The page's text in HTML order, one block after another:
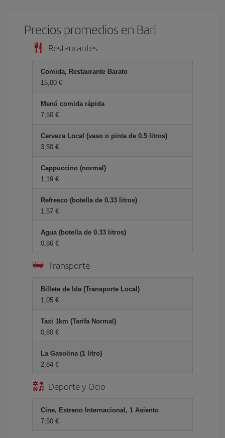
Precios promedios en Bari
Restaurantes
Comida, Restaurante Barato
15,00 €
Menú comida rápida
7,50 €
Cerveza Local (vaso o pinta de 0.5 litros)
3,50 €
Cappuccino (normal)
1,19 €
Refresco (botella de 0.33 litros)
1,57 €
Agua (botella de 0.33 litros)
0,86 €
Transporte
Billete de Ida (Transporte Local)
1,05 €
Taxi 1km (Tarifa Normal)
0,80 €
La Gasolina (1 litro)
2,84 €
Deporte y Ocio
Cine, Estreno Internacional, 1 Asiento
7,50 €